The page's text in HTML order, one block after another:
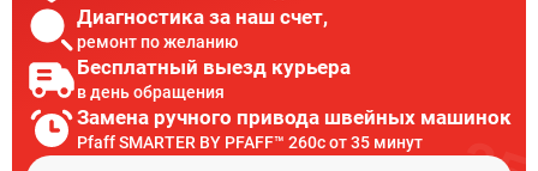
Диагностика за наш счет,
ремонт по желанию
Бесплатный выезд курьера
в день обращения
Замена ручного привода швейных машинок
Pfaff SMARTER BY PFAFF™ 260c от 35 минут